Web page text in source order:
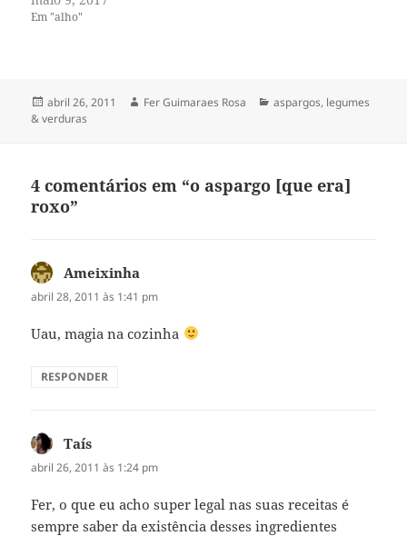
Em "alho"
Publicado
em
abril 26, 2011 Autor
Fer Guimaraes Rosa Categorias
aspargos, legumes
& verduras
4 comentários em “o aspargo [que era]
roxo”
Ameixinha
abril 28, 2011 às 1:41 pm
Uau, magia na cozinha
RESPONDER
Taís
abril 26, 2011 às 1:24 pm
Fer, o que eu acho super legal nas suas receitas é
sempre saber da existência desses ingredientes